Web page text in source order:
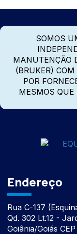
SOMOS
MANUTENÇÃO
(BRUKER)
POR
MESMOS QUE
Endereço
Rua C-137
Qd. 302 Lt.12 -
Goiânia/Goiás